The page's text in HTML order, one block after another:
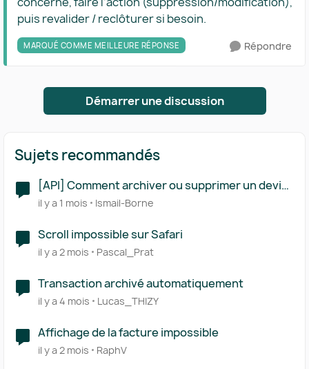
puis revalider / reclôturer si besoin.
MARQUÉ COMME MEILLEURE RÉPONSE Répondre
Démarrer une discussion
Sujets recommandés
[API] Comment archiver ou supprimer un devis
via l'API ?
il y a 1 mois Ismail-Borne
Scroll impossible sur Safari
il y a 2 mois Pascal_Prat
Transaction archivé automatiquement
il y a 4 mois Lucas_THIZY
Affichage de la facture impossible
il y a 2 mois RaphV